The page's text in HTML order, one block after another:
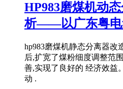
HP983磨煤机动
析——以广东粤电
hp983磨煤机静态分离器改
后,扩宽了煤粉细度调整范
善,实现了良好的 经济效益
动 .